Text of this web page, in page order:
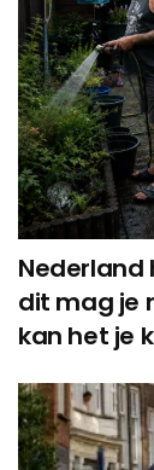
dit mag je
kan het je